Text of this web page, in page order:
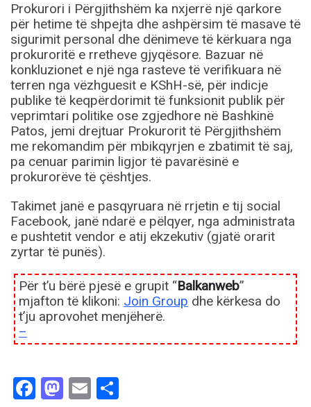
Prokurori i Përgjithshëm ka nxjerrë një qarkore
për hetime të shpejta dhe ashpërsim të masave të
sigurimit personal dhe dënimeve të kërkuara nga
prokuroritë e rretheve gjyqësore. Bazuar në
konkluzionet e një nga rasteve të verifikuara në
terren nga vëzhguesit e KShH-së, për indicje
publike të keqpërdorimit të funksionit publik për
veprimtari politike ose zgjedhore në Bashkinë
Patos, jemi drejtuar Prokurorit të Përgjithshëm
me rekomandim për mbikqyrjen e zbatimit të saj,
pa cenuar parimin ligjor të pavarësinë e
prokurorëve të çështjes.
Takimet janë e pasqyruara në rrjetin e tij social
Facebook, janë ndarë e pëlqyer, nga administrata
e pushtetit vendor e atij ekzekutiv (gjatë orarit
zyrtar të punës).
Për t’u bërë pjesë e grupit “Balkanweb”
mjafton të klikoni: Join Group dhe kërkesa do
t’ju aprovohet menjëherë.
–
Facebook
Mastodon
Email